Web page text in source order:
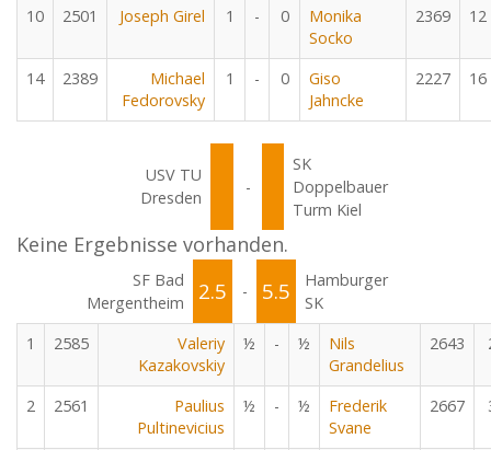
10 2501 Joseph Girel 1 - 0
Monika
Socko
2369 12
14 2389
Michael
Fedorovsky
1 - 0
Giso
Jahncke
2227 16
USV TU
Dresden
-
SK
Doppelbauer
Turm Kiel
Keine Ergebnisse vorhanden.
SF Bad
Mergentheim
2.5 - 5.5
Hamburger
SK
1
2585
Valeriy
Kazakovskiy
½ - ½
Nils
Grandelius
2643
2 2561
Paulius
Pultinevicius
½ - ½
Frederik
Svane
2667